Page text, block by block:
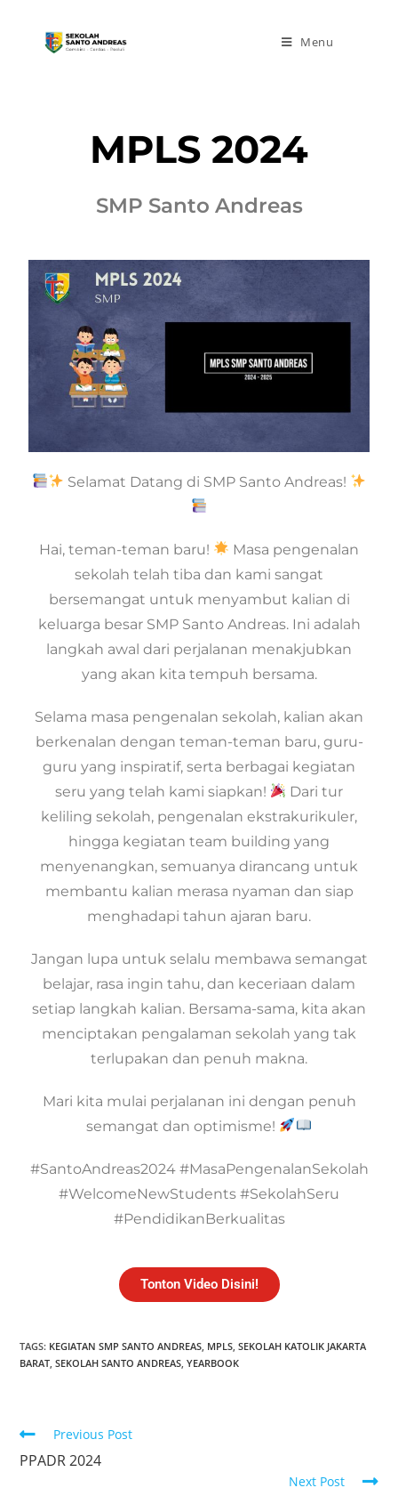
Menu
MPLS 2024
SMP Santo Andreas
Selamat Datang di SMP Santo Andreas!
Hai, teman-teman baru!
Masa pengenalan
sekolah telah tiba dan kami sangat
bersemangat untuk menyambut kalian di
keluarga besar SMP Santo Andreas. Ini adalah
langkah awal dari perjalanan menakjubkan
yang akan kita tempuh bersama.
Selama masa pengenalan sekolah, kalian akan
berkenalan dengan teman-teman baru, guru-
guru yang inspiratif, serta berbagai kegiatan
seru yang telah kami siapkan!
Dari tur
keliling sekolah, pengenalan ekstrakurikuler,
hingga kegiatan team building yang
menyenangkan, semuanya dirancang untuk
membantu kalian merasa nyaman dan siap
menghadapi tahun ajaran baru.
Jangan lupa untuk selalu membawa semangat
belajar, rasa ingin tahu, dan keceriaan dalam
setiap langkah kalian. Bersama-sama, kita akan
menciptakan pengalaman sekolah yang tak
terlupakan dan penuh makna.
Mari kita mulai perjalanan ini dengan penuh
semangat dan optimisme!
#SantoAndreas2024 #MasaPengenalanSekolah
#WelcomeNewStudents #SekolahSeru
#PendidikanBerkualitas
Tonton Video Disini!
TAGS: KEGIATAN SMP SANTO ANDREAS MPLS SEKOLAH KATOLIK JAKARTA
BARAT SEKOLAH SANTO ANDREAS YEARBOOK
Previous Post
PPADR 2024
Next Post